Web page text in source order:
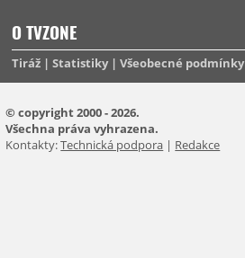
O TVZONE
Tiráž Statistiky Všeobecné podmínky
© copyright 2000 - 2026.
Všechna práva vyhrazena.
Kontakty:Technická podpora | Redakce